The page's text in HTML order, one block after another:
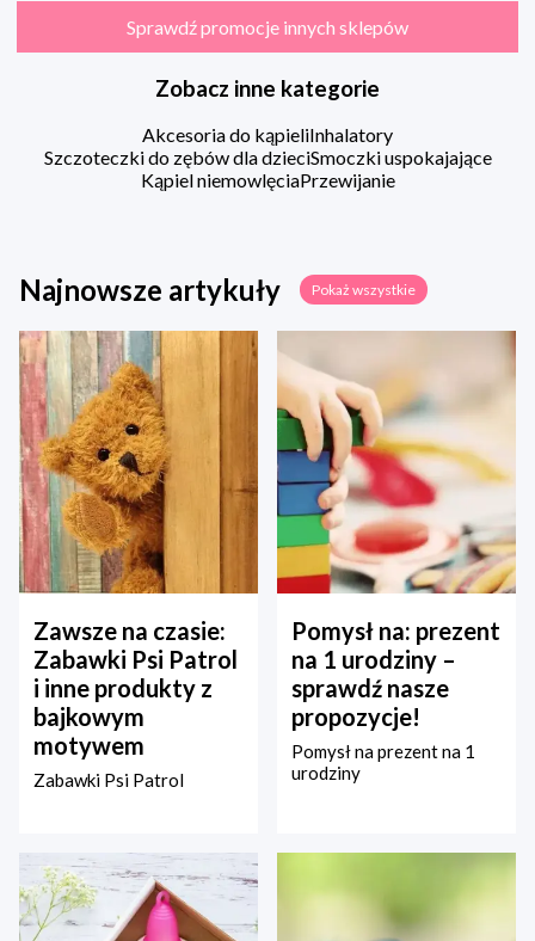
Sprawdź promocje innych sklepów
Zobacz inne kategorie
Akcesoria do kąpieliInhalatory
Szczoteczki do zębów dla dzieciSmoczki uspokajające
Kąpiel niemowlęciaPrzewijanie
Najnowsze artykuły Pokaż wszystkie
Zawsze na czasie:
Zabawki Psi Patrol
i inne produkty z
bajkowym
motywem
Zabawki Psi Patrol
Pomysł na: prezent
na 1 urodziny –
sprawdź nasze
propozycje!
Pomysł na prezent na 1
urodziny